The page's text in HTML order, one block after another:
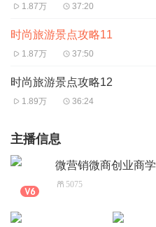
1.87万 37:20
时尚旅游景点攻略11
1.87万 37:50
时尚旅游景点攻略12
1.89万 36:24
主播信息
微营销微商创业商学
5075